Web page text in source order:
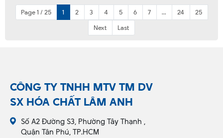
Page 1 / 25 1 2 3 4 5 6 7 ... 24
25
Next
Last
CÔNG TY TNHH MTV TM DV
SX HÓA CHẤT LÂM ANH
Số A2 Đường S3, Phường Tây Thạnh ,
Quận Tân Phú, TP.HCM